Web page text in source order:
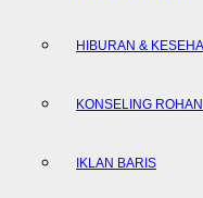
HIBURAN &
KONSELING ROHANI
IKLAN BARIS